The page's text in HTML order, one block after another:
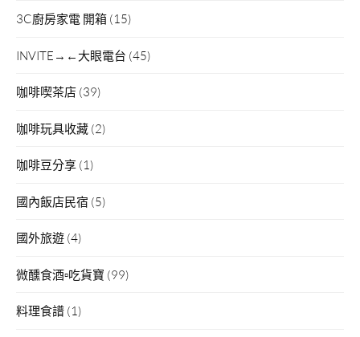
3C廚房家電 開箱 (15)
INVITE→←大眼電台 (45)
咖啡喫茶店 (39)
咖啡玩具收藏 (2)
咖啡豆分享 (1)
國內飯店民宿 (5)
國外旅遊 (4)
微醺食酒▫吃貨寶 (99)
料理食譜 (1)